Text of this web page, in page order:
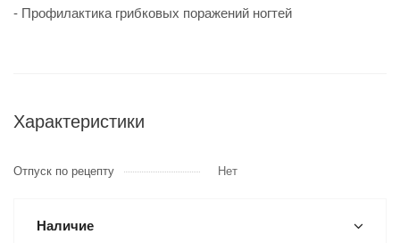
- Профилактика грибковых поражений ногтей
Характеристики
Отпуск по рецепту Нет
Наличие